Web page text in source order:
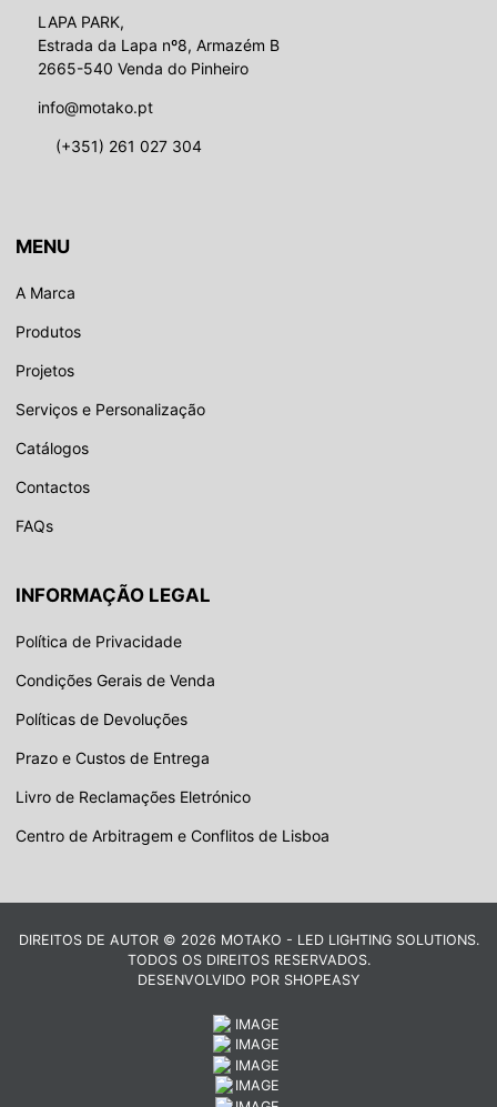
LAPA PARK,
Estrada da Lapa nº8, Armazém B
2665-540 Venda do Pinheiro
info@motako.pt
(+351) 261 027 304
MENU
A Marca
Produtos
Projetos
Serviços e Personalização
Catálogos
Contactos
FAQs
INFORMAÇÃO LEGAL
Política de Privacidade
Condições Gerais de Venda
Políticas de Devoluções
Prazo e Custos de Entrega
Livro de Reclamações Eletrónico
Centro de Arbitragem e Conflitos de Lisboa
DIREITOS DE AUTOR © 2026 MOTAKO - LED LIGHTING SOLUTIONS.
TODOS OS DIREITOS RESERVADOS.
DESENVOLVIDO POR SHOPEASY